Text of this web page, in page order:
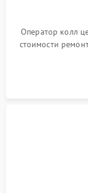
Оператор колл
стоимости